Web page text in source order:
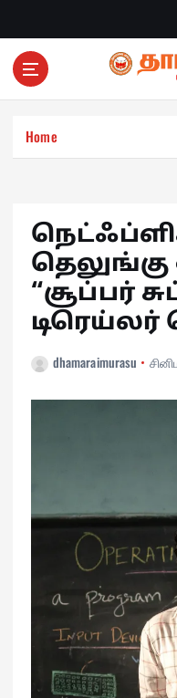
Home
“சூப்பர்
டிரெய்லர்
dhamaraimurasu